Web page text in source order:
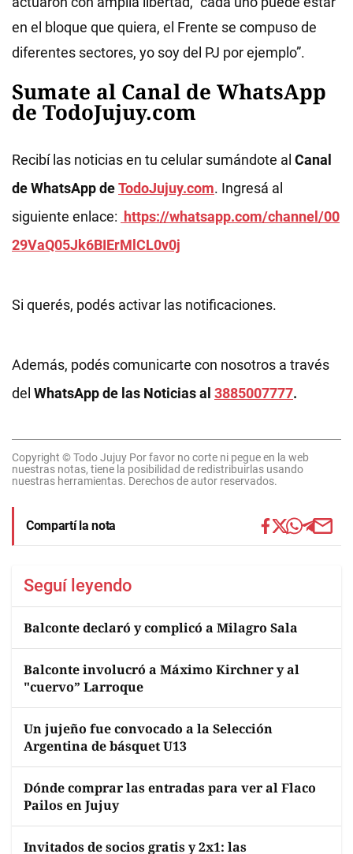
en el bloque que quiera, el Frente se compuso de
diferentes sectores, yo soy del PJ por ejemplo”.
Sumate al Canal de WhatsApp
de TodoJujuy.com
Recibí las noticias en tu celular sumándote al Canal
de WhatsApp deTodoJujuy.com. Ingresá al
siguiente enlace: https://whatsapp.com/channel/00
29VaQ05Jk6BIErMlCL0v0j
Si querés, podés activar las notificaciones.
Además, podés comunicarte con nosotros a través
del WhatsApp de las Noticias al 3885007777.
Copyright © Todo Jujuy Por favor no corte ni pegue en la web
nuestras notas, tiene la posibilidad de redistribuirlas usando
nuestras herramientas. Derechos de autor reservados.
Compartí la nota
Seguí leyendo
Balconte declaró y complicó a Milagro Sala
Balconte involucró a Máximo Kirchner y al
"cuervo” Larroque
Un jujeño fue convocado a la Selección
Argentina de básquet U13
Dónde comprar las entradas para ver al Flaco
Pailos en Jujuy
Invitados de socios gratis y 2x1: las